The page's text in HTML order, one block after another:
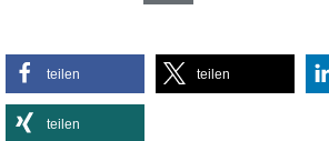
Sportlich,
So
teilen teilen
teilen